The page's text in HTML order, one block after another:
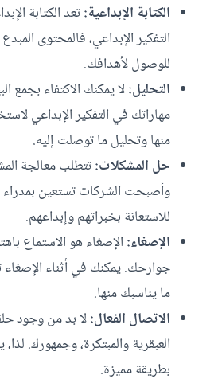
الكتابة الإبداعية:تعد الكتابة
التفكير الإبداعي، فالمحتوى
للوصول لأهدافك.
التحليل:لا يمكنك الاكتفاء بجمع
مهاراتك في التفكير الإبداعي
منها وتحليل ما توصلت إليه.
حل المشكلات:تتطلب معالجة
وأصبحت الشركات تستعين
للاستعانة بخبراتهم وإبداعهم.
الإصغاء: الإصغاء هو الاستماع
جوارحك. يمكنك في أثناء الإصغاء
ما يناسبك منها.
الاتصال الفعال:لا بد من وجود
العبقرية والمبتكرة، وجمهورك.
بطريقة مميزة.